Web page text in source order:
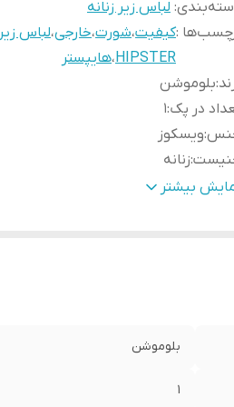
: لباس زیر زنانه
:کیفیت،شورت،خارجی،لباس زیر
HIPSTER،هایپستر
:بلوموشن
در پک:
1
:ویسکوز
:زنانه
استفاده روزانه بیشتر
بلوموشن
1